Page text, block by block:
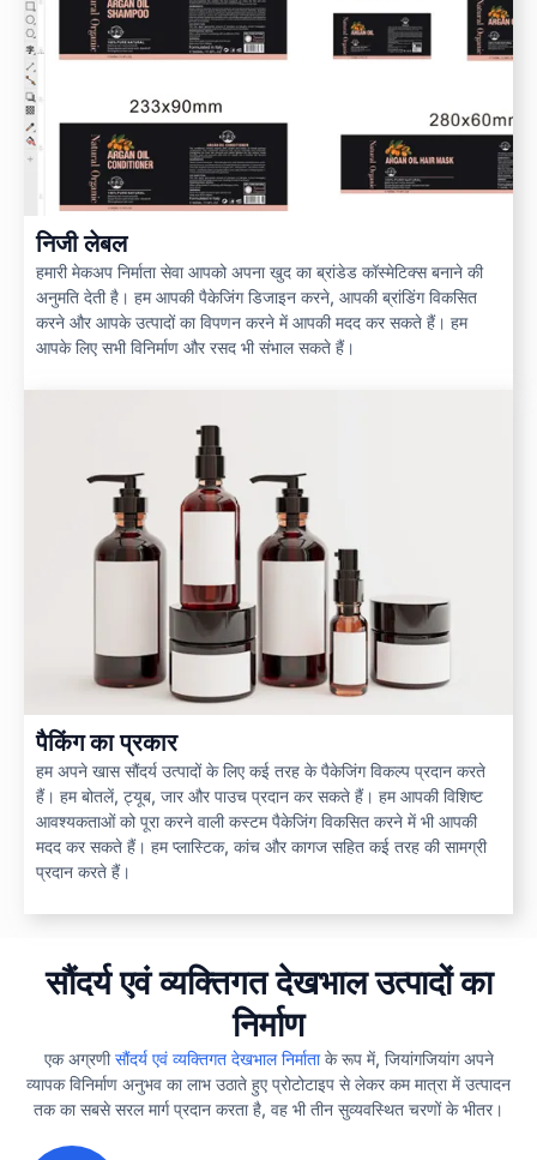
निजी लेबल
हमारी मेकअप निर्माता सेवा आपको अपना खुद का ब्रांडेड कॉस्मेटिक्स बनाने की
अनुमति देती है। हम आपकी पैकेजिंग डिजाइन करने, आपकी ब्रांडिंग विकसित
करने और आपके उत्पादों का विपणन करने में आपकी मदद कर सकते हैं। हम
आपके लिए सभी विनिर्माण और रसद भी संभाल सकते हैं।
पैकिंग का प्रकार
हम अपने खास सौंदर्य उत्पादों के लिए कई तरह के पैकेजिंग विकल्प प्रदान करते
हैं। हम बोतलें, ट्यूब, जार और पाउच प्रदान कर सकते हैं। हम आपकी विशिष्ट
आवश्यकताओं को पूरा करने वाली कस्टम पैकेजिंग विकसित करने में भी आपकी
मदद कर सकते हैं। हम प्लास्टिक, कांच और कागज सहित कई तरह की सामग्री
प्रदान करते हैं।
सौंदर्य एवं व्यक्तिगत देखभाल उत्पादों का
निर्माण
एक अग्रणीसौंदर्य एवं व्यक्तिगत देखभाल निर्माताके रूप में, जियांगजियांग अपने
व्यापक विनिर्माण अनुभव का लाभ उठाते हुए प्रोटोटाइप से लेकर कम मात्रा में उत्पादन
तक का सबसे सरल मार्ग प्रदान करता है, वह भी तीन सुव्यवस्थित चरणों के भीतर।